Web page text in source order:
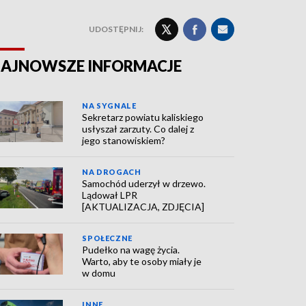
UDOSTĘPNIJ:
INFORMACJE
NA SYGNALE
Sekretarz powiatu kaliskiego
usłyszał zarzuty. Co dalej z
jego stanowiskiem?
NA DROGACH
Samochód uderzył w drzewo.
Lądował LPR
[AKTUALIZACJA, ZDJĘCIA]
SPOŁECZNE
Pudełko na wagę życia.
Warto, aby te osoby miały je
w domu